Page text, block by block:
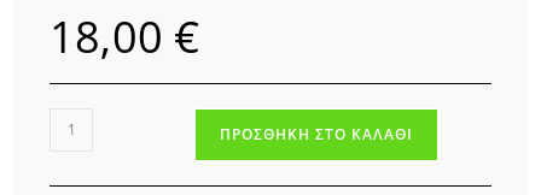
18,00 €
ΛΑΔΙΑ
4T
ΠΡΟΣΘΉΚΗ ΣΤΟ ΚΑΛΆΘΙ